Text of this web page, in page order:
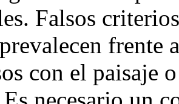
Falsos
frente
con el paisaje